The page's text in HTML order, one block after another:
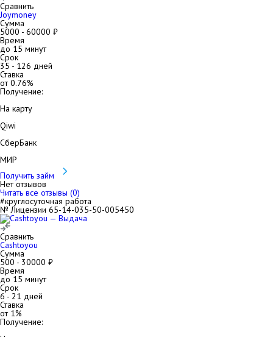
Сравнить
Joymoney
Сумма
5000 - 60000 ₽
Время
до 15 минут
Срок
35 - 126 дней
Ставка
от0.76%
Получение:
На карту
Qiwi
СберБанк
МИР
Получить займ
Нет отзывов
Читать все отзывы (0)
#круглосуточная работа
№ Лицензии 65-14-035-50-005450
Сравнить
Cashtoyou
Сумма
500 - 30000 ₽
Время
до 15 минут
Срок
6- 21 дней
Ставка
от 1%
Получение: